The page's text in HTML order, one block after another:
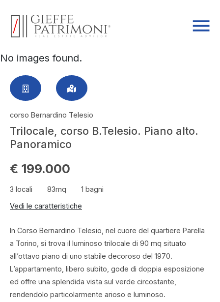
No images found.
corso Bernardino Telesio
Trilocale, corso B.Telesio. Piano alto.
Panoramico
€ 199.000
3 locali 83mq
1 bagni
Vedi le caratteristiche
In Corso Bernardino Telesio, nel cuore del quartiere Parella
a Torino, si trova il luminoso trilocale di 90 mq situato
all’ottavo piano di uno stabile decoroso del 1970.
L’appartamento, libero subito, gode di doppia esposizione
ed offre una splendida vista sul verde circostante,
rendendolo particolarmente arioso e luminoso.